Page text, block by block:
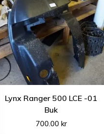
Lynx Ranger 500 LCE -01
Buk
700.00 kr